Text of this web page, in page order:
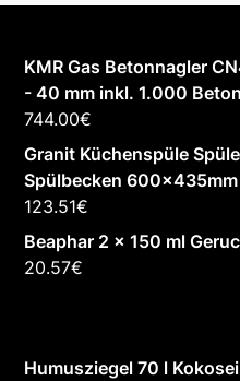
KMR Gas Betonnagler
- 40 mm inkl. 1.000
744.00€
Granit Küchenspüle
Spülbecken
123.51€
Beaphar 2 x 150 ml
20.57€
Humusziegel 70 l